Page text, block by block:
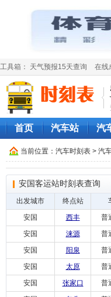
工具箱： 天气预报15天查询 在线
首页 汽车站 汽
当前位置： 汽车时刻表 > 汽
安国客运站时刻表查询
出发城市 终点站
安国
西丰 普
安国
涞源 普
安国
阳泉 普
安国
太原 普
安国
张家口 普